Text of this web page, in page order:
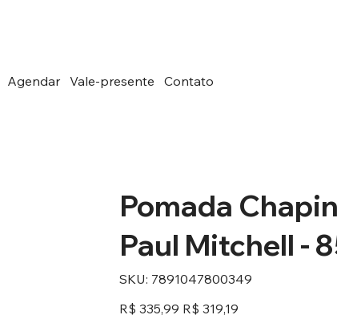
Agendar Vale-presente Contato
Pomada
Paul Mitchell -
SKU: SKU
7891047800349
7891047800349
Preço
original
R$ 335,99 Preço
promocional
R$ 319,19